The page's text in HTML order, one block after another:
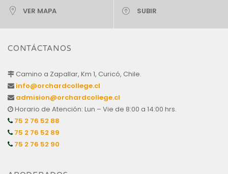
VER MAPA SUBIR
CONTÁCTANOS
Camino a Zapallar, Km 1, Curicó, Chile.
info@orchardcollege.cl
admision@orchardcollege.cl
Horario de Atención: Lun – Vie de 8:00 a 14:00 hrs.
75 2 76 52 88
75 2 76 52 89
75 2 76 52 90